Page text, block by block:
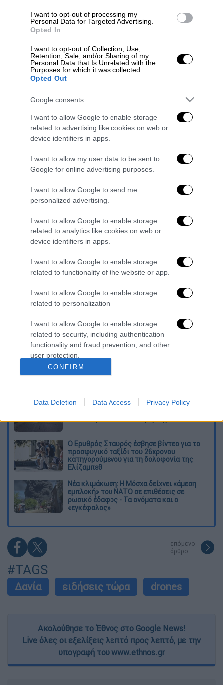
I want to opt-out of processing my
Personal Data for Targeted Advertising.
Opted In
I want to opt-out of Collection, Use,
Retention, Sale, and/or Sharing of my
Personal Data that Is Unrelated with the
Purposes for which it was collected.
Opted Out
Google consents
I want to allow Google to enable storage
related to advertising like cookies on web or
device identifiers in apps.
I want to allow my user data to be sent to
Google for online advertising purposes.
I want to allow Google to send me
personalized advertising.
I want to allow Google to enable storage
related to analytics like cookies on web or
device identifiers in apps.
I want to allow Google to enable storage
related to functionality of the website or app.
I want to allow Google to enable storage
related to personalization.
I want to allow Google to enable storage
related to security, including authentication
functionality and fraud prevention, and other
user protection.
CONFIRM
Data Deletion Data Access Privacy Policy
Ένας νεκρός και δύο τραυματίες από
τους πυροβολισμούς σε γραφείο ICE
στο Τέξας
Η αστυνομία ανακοίνωσε ότι υπάρχουν
επισημαίνοντας πως η αναστολή λειτουργίας
του αεροδρομίου του
καθώς χρησιμοποιείται και ως στρατιωτική
βάση.
«Είναι πολύ νωρίς για να πούμε ποιος είναι ο
στόχος των
και ποιος βρίσκεται
πίσω από αυτά», δήλωσε ένας αξιωματούχος
της αστυνομίας, καθώς οι έρευνες των
αρχών βρίσκονται σε εξέλιξη.
Το βράδυ της Δευτέρας είχε κλείσει για
τρεις ώρες το αεροδρόμιο της
νορβηγικής πρωτεύουσαςεξαιτίας μη
επανδρωμένων αεροσκαφών που θεάθηκαν
στην περιοχή του Όσλο.
Διαβάστε ακόμη
Βοιωτία: Κλείνει το αιολικό πάρκο από
όπου ξεκίνησε η φωτιά - Στο στόχαστρο
όλα τα έργα του συλληφθέντα δημάρχου
Σοκαριστικό βίντεο από το τροχαίο στις
Το ΙΧ πέφτει πάνω στο φορτηγό
Ο Ερυθρός Σταυρός έσβησε βίντεο για το
προσφυγικό ταξίδι του 26χρονου
κατηγορούμενου για τη δολοφονία της
Ελίζαμπεθ
Νέα κλιμάκωση: Η Μόσχα δείχνει «άμεση
εμπλοκή» του ΝΑΤΟ σε επιθέσεις σε
ρωσικό έδαφος - Τα ονόματα και ο
«εγκέφαλος»
επόμενο
άρθρο
#TAGS
Δανία ειδήσεις τώρα drones
Ακολούθησε το Έθνος στο Google News!
Live όλες οι εξελίξεις λεπτό προς λεπτό, με την
υπογραφή του www.ethnos.gr